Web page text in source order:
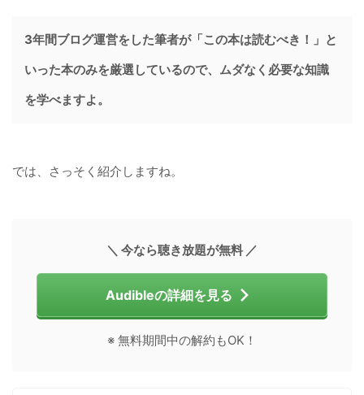
3年間ブログ運営をした筆者が「この本は読むべき！」と
いった本のみを厳選しているので、ムダなく必要な知識
を学べますよ。
では、さっそく紹介しますね。
＼ 今なら聴き放題が無料 ／
Audibleの詳細を見る
※ 無料期間中の解約もOK！